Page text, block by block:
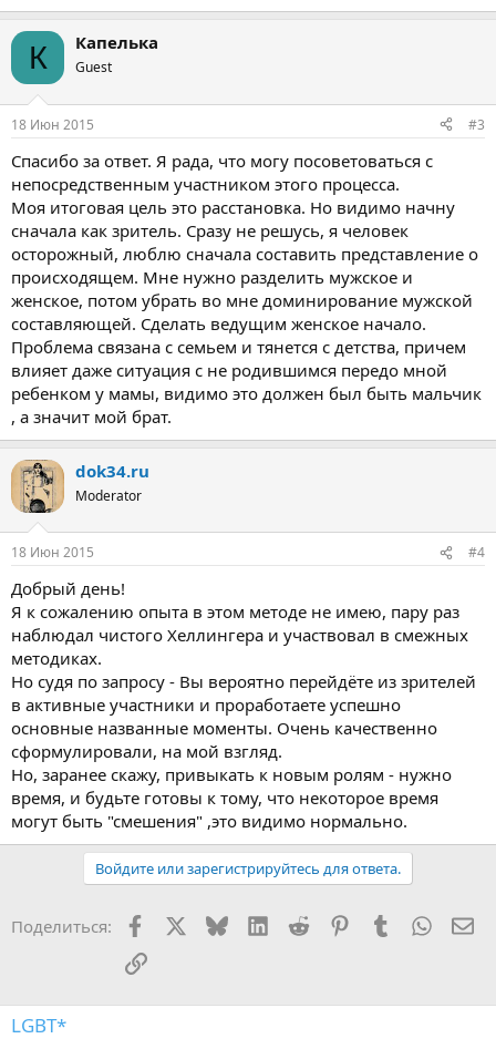
К Капелька
Guest
18 Июн 2015 #3
Спасибо за ответ. Я рада, что могу посоветоваться с
непосредственным участником этого процесса.
Моя итоговая цель это расстановка. Но видимо начну
сначала как зритель. Сразу не решусь, я человек
осторожный, люблю сначала составить представление о
происходящем. Мне нужно разделить мужское и
женское, потом убрать во мне доминирование мужской
составляющей. Сделать ведущим женское начало.
Проблема связана с семьем и тянется с детства, причем
влияет даже ситуация с не родившимся передо мной
ребенком у мамы, видимо это должен был быть мальчик
, а значит мой брат.
dok34.ru
Moderator
18 Июн 2015 #4
Добрый день!
Я к сожалению опыта в этом методе не имею, пару раз
наблюдал чистого Хеллингера и участвовал в смежных
методиках.
Но судя по запросу - Вы вероятно перейдёте из зрителей
в активные участники и проработаете успешно
основные названные моменты. Очень качественно
сформулировали, на мой взгляд.
Но, заранее скажу, привыкать к новым ролям - нужно
время, и будьте готовы к тому, что некоторое время
могут быть "смешения" ,это видимо нормально.
Войдите или зарегистрируйтесь для ответа.
Поделиться: Facebook BlueskyLinkedIn
Reddit PinterestTumblr
Ссылка
LGBT*